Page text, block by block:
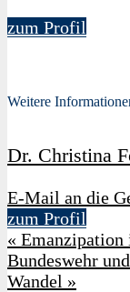
zum Profil
Weitere
Dr. Christina
E-Mail an die
zum Profil
« Emanzipation
Bundeswehr
Wandel »